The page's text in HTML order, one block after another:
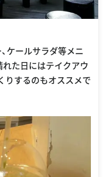
ケールサラダ等メニ
れた日にはテイクアウ
りするのもオススメで